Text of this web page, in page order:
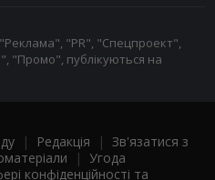
"PR", "Спецпроект",
"Промо", публікуються на
| Редакція | Зв'язатися з
| Угода
конфіденційності та